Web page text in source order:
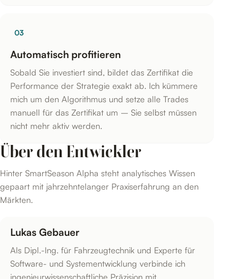
03
Automatisch profitieren
Sobald Sie investiert sind, bildet das Zertifikat die
Performance der Strategie exakt ab. Ich kümmere
mich um den Algorithmus und setze alle Trades
manuell für das Zertifikat um – Sie selbst müssen
nicht mehr aktiv werden.
Über den Entwickler
Hinter SmartSeason Alpha steht analytisches Wissen
gepaart mit jahrzehntelanger Praxiserfahrung an den
Märkten.
Lukas Gebauer
Als Dipl.-Ing. für Fahrzeugtechnik und Experte für
Software- und Systementwicklung verbinde ich
ingenieurwissenschaftliche Präzision mit